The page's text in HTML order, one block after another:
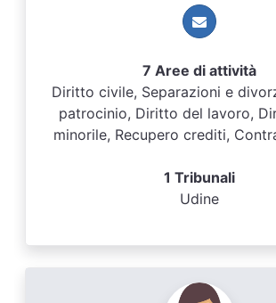
7 Aree di attività
Diritto civile, Separazioni e
patrocinio, Diritto del lavoro,
minorile, Recupero crediti,
1 Tribunali
Udine